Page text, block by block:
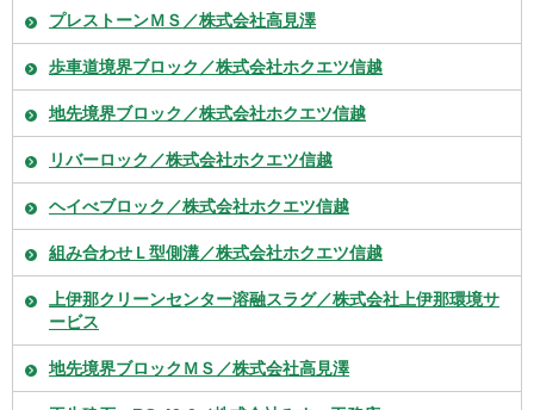
プレストーンＭＳ／株式会社高見澤
歩車道境界ブロック／株式会社ホクエツ信越
地先境界ブロック／株式会社ホクエツ信越
リバーロック／株式会社ホクエツ信越
ヘイべブロック／株式会社ホクエツ信越
組み合わせＬ型側溝／株式会社ホクエツ信越
上伊那クリーンセンター溶融スラグ／株式会社上伊那環境サ
ービス
地先境界ブロックＭＳ／株式会社高見澤